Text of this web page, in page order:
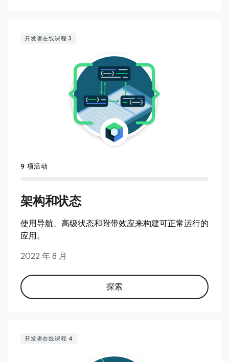
开发者在线课程 3
9 项活动
架构和状态
使用导航、高级状态和附带效应来构建可正常运行的
应用。
2022 年 8 月
探索
开发者在线课程 4